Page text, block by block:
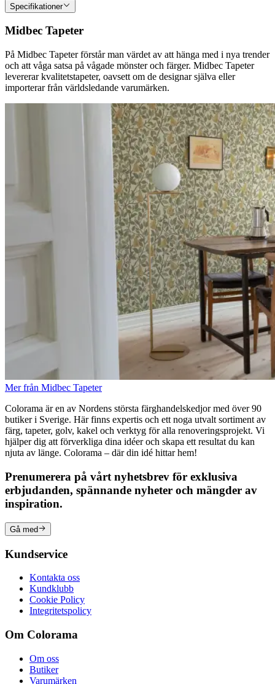
Specifikationer
Midbec Tapeter
På Midbec Tapeter förstår man värdet av att hänga med i nya trender
och att våga satsa på vågade mönster och färger. Midbec Tapeter
levererar kvalitetstapeter, oavsett om de designar själva eller
importerar från världsledande varumärken.
Mer från Midbec Tapeter
Colorama är en av Nordens största färghandelskedjor med över 90
butiker i Sverige. Här finns expertis och ett noga utvalt sortiment av
färg, tapeter, golv, kakel och verktyg för alla renoveringsprojekt. Vi
hjälper dig att förverkliga dina idéer och skapa ett resultat du kan
njuta av länge. Colorama – där din idé hittar hem!
Prenumerera på vårt nyhetsbrev för exklusiva
erbjudanden, spännande nyheter och mängder av
inspiration.
Gå med
Kundservice
Kontakta oss
Kundklubb
Cookie Policy
Integritetspolicy
Om Colorama
Om oss
Butiker
Varumärken